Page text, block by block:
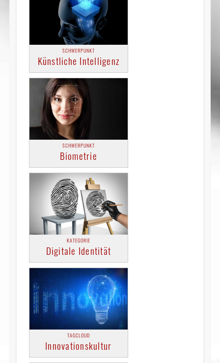
SCHWERPUNKT
Künstliche Intelligenz
SCHWERPUNKT
Biometrie
KATEGORIE
Digitale Identität
TAGCLOUD
Innovationskultur